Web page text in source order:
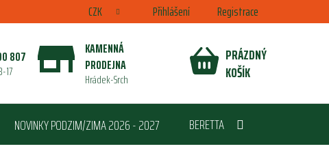
CZK Přihlášení Registrace
807
17
KAMENNÁ
PRODEJNA
Hrádek-Srch
NÁKUPNÍ
PRÁZDNÝ
KOŠÍK
NOVINKY PODZIM/ZIMA 2026 - 2027
BERETTA